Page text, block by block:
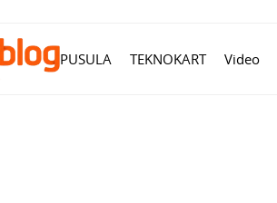
PUSULA TEKNOKART Video